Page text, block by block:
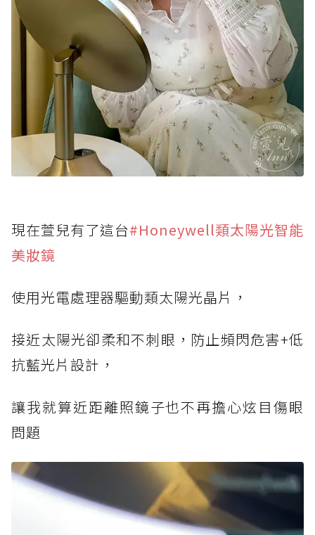
現在萱兒有了這台#Honeywell類太陽光智能
美妝鏡
使用光電處理器驅動類太陽光晶片，
接近太陽光卻柔和不刺眼，防止頻閃危害+低
抗藍光片設計，
讓我就算近距離照鏡子也不再擔心炫目傷眼
問題